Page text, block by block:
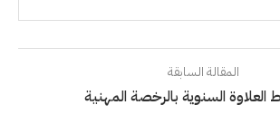
المقالة السابقة
العلاوة السنوية بالرخصة المهنية